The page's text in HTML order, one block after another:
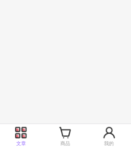
文章 商品 我的